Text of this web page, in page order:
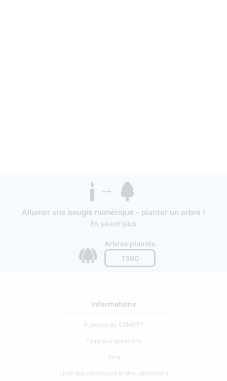
Allumer une bougie numérique - planter un arbre !
En savoir plus
Arbres plantés
1390
Informations
À propos de CEMETY
Foire aux questions
Blog
Liste des communes et des utilisateurs